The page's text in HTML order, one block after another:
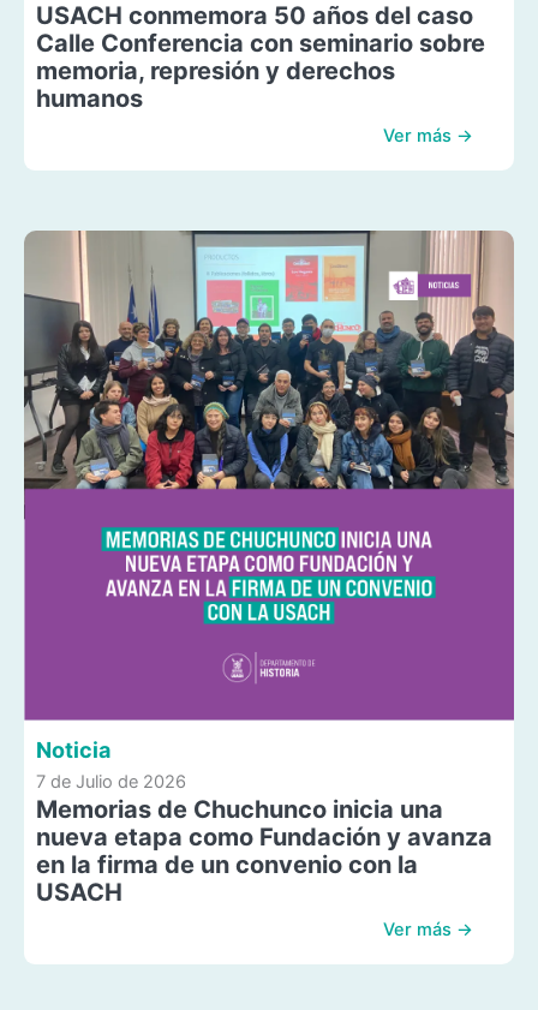
USACH conmemora 50 años del caso
Calle Conferencia con seminario sobre
memoria, represión y derechos
humanos
Ver más →
Noticia
7 de Julio de 2026
Memorias de Chuchunco inicia una
nueva etapa como Fundación y avanza
en la firma de un convenio con la
USACH
Ver más →